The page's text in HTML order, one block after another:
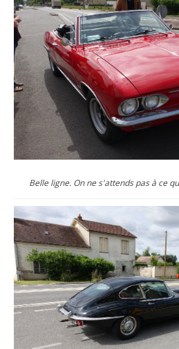
Belle ligne. On ne s'attends pas à ce